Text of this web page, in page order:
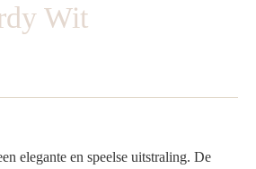
Wit
elegante en speelse uitstraling. De